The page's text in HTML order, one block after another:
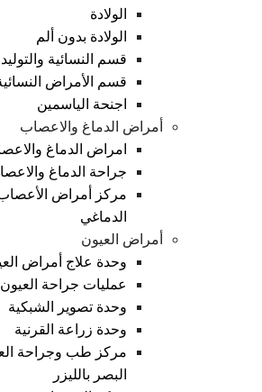
الولادة
الولادة بدون ألم
قسم النسائية والتوليد
قسم الأمراض
اجنحة الياسمين
أمراض الدماغ والاعصاب
امراض الدماغ
جراحة الدماغ
مركز أمراض
الدماغي
أمراض العيون
وحدة علاج أمراض
عمليات جراحة العيون
وحدة تصوير الشبكية
وحدة زراعة القرنية
مركز طب وجراحة
البصر بالليزر